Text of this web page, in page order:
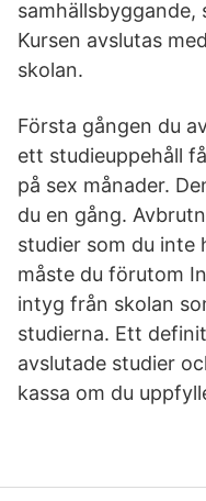
samhällsbyggande,
Kursen avslutas
skolan.
Första gången du
ett studieuppehåll
på sex månader.
du en gång.
studier som du
måste du förutom
intyg från skolan
studierna. Ett
avslutade studier
kassa om du